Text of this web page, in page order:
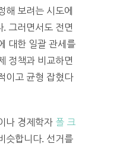
해 보려는 시도에
그러면서도 전면
대한 일괄 관세를
정책과 비교하면
이고 균형 잡혔다
나 경제학자 폴 크
슷합니다. 선거를